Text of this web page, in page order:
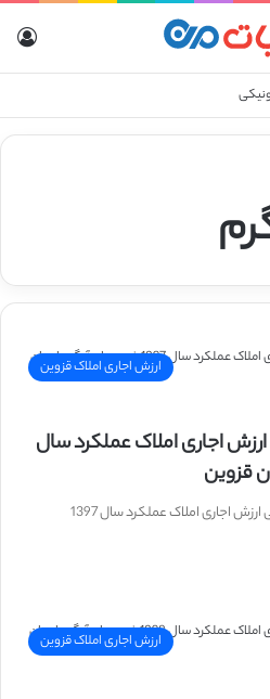
ارزش اجاری املاک قزوین
اجاری املاک عملکرد سال
دانلود PDF فایل الگوی ضوابط اجرایی ارزش اجاری املاک عملکرد سال 1397
ارزش اجاری املاک قزوین